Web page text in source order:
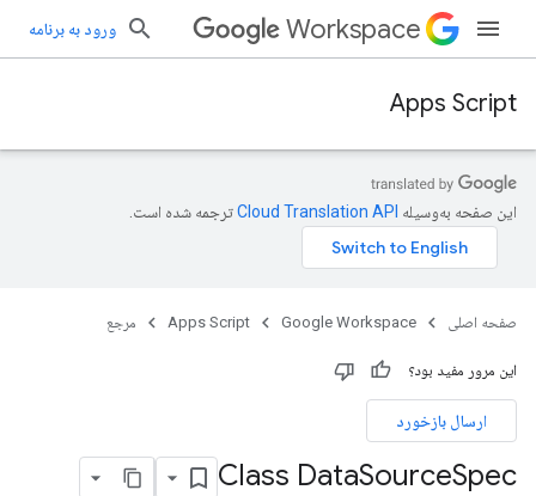
Workspace ورود به برنامه
Apps Script
این صفحه به‌وسیله ترجمه شده است.
صفحه اصلی Google Workspace
Apps Script مرجع
این مرور مفید بود؟
ارسال بازخورد
Class DataSourceSpec